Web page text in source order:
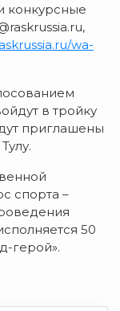
конкурсные
wa-
в тройку
приглашены
спорта –
50
герой».